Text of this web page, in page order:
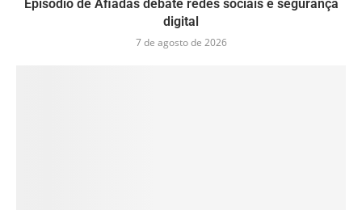
Episódio de Afiadas debate redes sociais e segurança
digital
7 de agosto de 2026